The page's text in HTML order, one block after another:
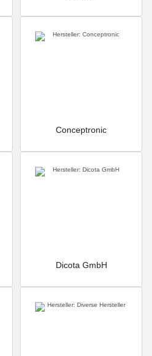
Conceptronic
Dicota GmbH